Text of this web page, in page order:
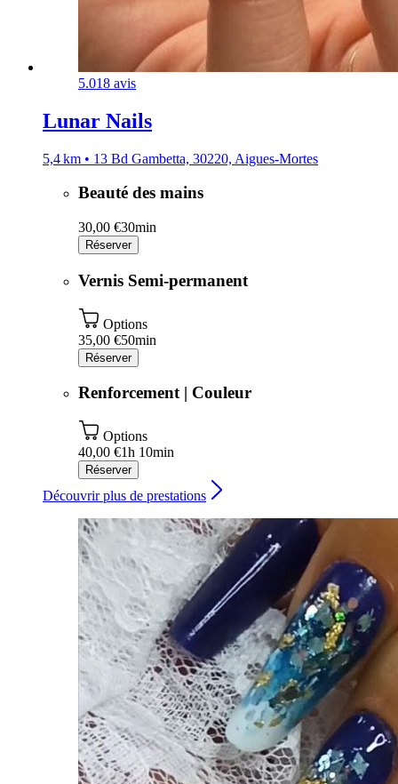
5.018 avis
Lunar Nails
5,4 km • 13 Bd Gambetta, 30220, Aigues-Mortes
Beauté des mains
30,00 €30min
Réserver
Vernis Semi-permanent
Options
35,00 €50min
Réserver
Renforcement | Couleur
Options
40,00 €1h 10min
Réserver
Découvrir plus de prestations